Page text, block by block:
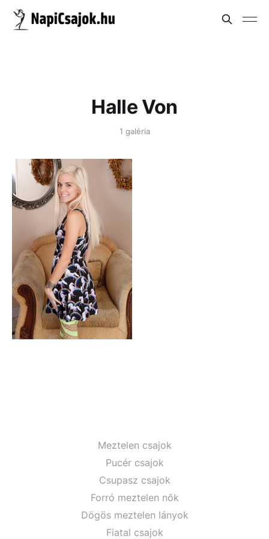
Halle Von
1 galéria
Meztelen csajok
Pucér csajok
Csupasz csajok
Forró meztelen nők
Dögös meztelen lányok
Fiatal csajok